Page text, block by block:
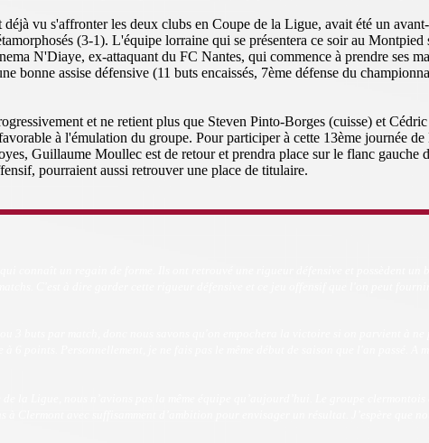
vu s'affronter les deux clubs en Coupe de la Ligue, avait été un
(3-1). L'équipe lorraine qui se présentera ce soir au
N'Diaye, ex-attaquant du FC Nantes, qui commence à prendre ses
bonne assise défensive (11 buts encaissés, 7ème défense du
et ne retient plus que Steven Pinto-Borges (cuisse) et
à l'émulation du groupe. Pour participer à cette 13ème journée
Guillaume Moullec est de retour et prendra place sur le flanc
pourraient aussi retrouver une place de titulaire.